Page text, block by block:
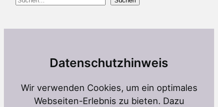
Datenschutzhinweis
Wir verwenden Cookies, um ein optimales
Webseiten-Erlebnis zu bieten. Dazu